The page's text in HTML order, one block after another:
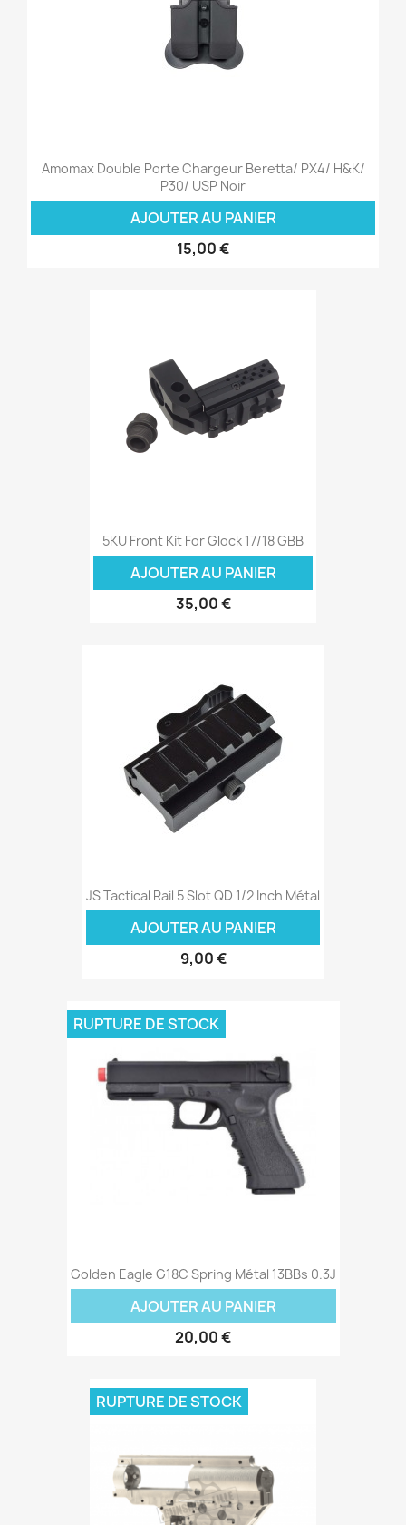
Amomax Double Porte Chargeur Beretta/ PX4/ H&K/
P30/ USP Noir
AJOUTER AU PANIER
15,00 €
5KU Front Kit For Glock 17/18 GBB
AJOUTER AU PANIER
35,00 €
JS Tactical Rail 5 Slot QD 1/2 Inch Métal
AJOUTER AU PANIER
9,00 €
Golden Eagle G18C Spring Métal 13BBs 0.3J
AJOUTER AU PANIER
20,00 €
RUPTURE DE STOCK
RUPTURE DE STOCK